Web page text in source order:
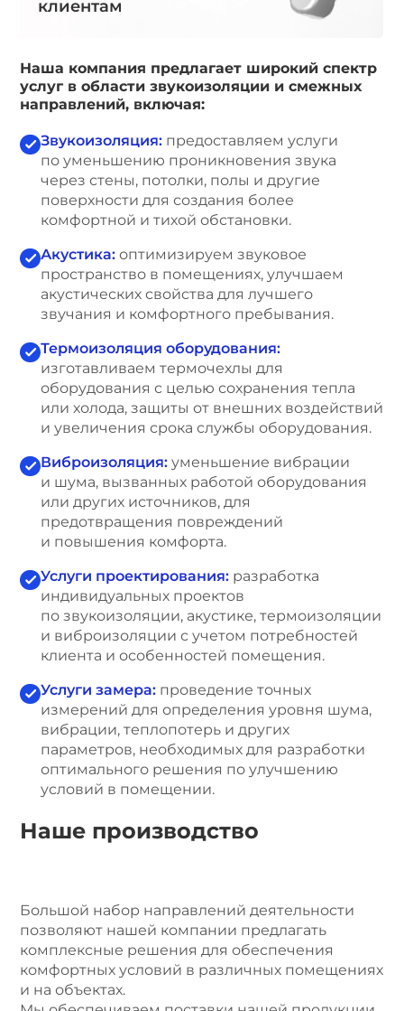
клиентам
Наша компания предлагает широкий спектр
услуг в области звукоизоляции и смежных
направлений, включая:
Звукоизоляция:предоставляем услуги
по уменьшению проникновения звука
через стены, потолки, полы и другие
поверхности для создания более
комфортной и тихой обстановки.
Акустика:оптимизируем звуковое
пространство в помещениях, улучшаем
акустических свойства для лучшего
звучания и комфортного пребывания.
Термоизоляция оборудования:
изготавливаем термочехлы для
оборудования с целью сохранения тепла
или холода, защиты от внешних воздействий
и увеличения срока службы оборудования.
Виброизоляция:уменьшение вибрации
и шума, вызванных работой оборудования
или других источников, для
предотвращения повреждений
и повышения комфорта.
Услуги проектирования:разработка
индивидуальных проектов
по звукоизоляции, акустике, термоизоляции
и виброизоляции с учетом потребностей
клиента и особенностей помещения.
Услуги замера:проведение точных
измерений для определения уровня шума,
вибрации, теплопотерь и других
параметров, необходимых для разработки
оптимального решения по улучшению
условий в помещении.
Наше производство
Большой набор направлений деятельности
позволяют нашей компании предлагать
комплексные решения для обеспечения
комфортных условий в различных помещениях
и на объектах.